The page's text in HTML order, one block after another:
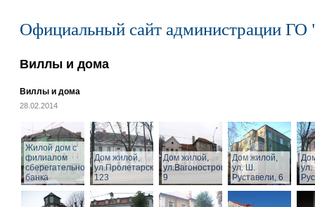
Официальный сайт администрации ГО
Виллы и дома
Виллы и дома
28.02.2014
Жилой дом с
филиалом
сберегательного
банка
Дом жилой,
ул.Пролетарская,
123
Дом жилой,
ул.Вагоностроительная,
9
Дом жилой,
ул. Ш.
Руставели, 6